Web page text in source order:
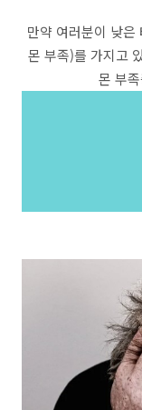
만약 여러분이 낮은
몬 부족)를 가지고
몬 부